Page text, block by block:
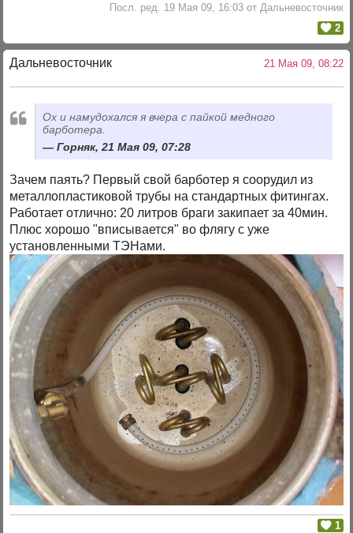
Посл. ред. 19 Мая 09, 16:03 от Дальневосточник
2
Дальневосточник 21 Мая 09, 08:22
Ох и намудохался я вчера с пайкой медного
барботера.
Горняк, 21 Мая 09, 07:28
Зачем паять? Первый свой барботер я соорудил из
металлопластиковой трубы на стандартных фитингах.
Работает отлично: 20 литров браги закипает за 40мин.
Плюс хорошо "вписывается" во флягу с уже
установленными ТЭНами.
1